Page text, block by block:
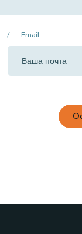
Email